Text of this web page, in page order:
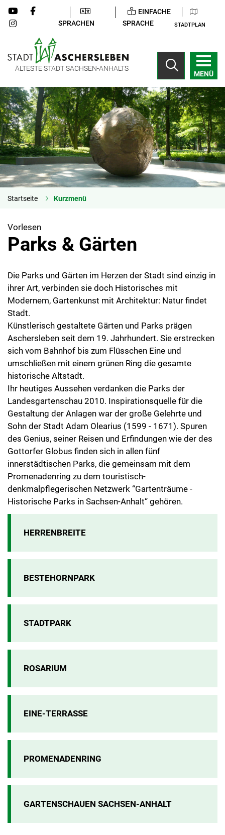
SPRACHEN
EINFACHE
SPRACHE
STADTPLAN
ÄLTESTE STADT SACHSEN-ANHALTS
MENÜ
Startseite Kurzmenü
Vorlesen
Parks & Gärten
Die Parks und Gärten im Herzen der Stadt sind einzig in
ihrer Art, verbinden sie doch Historisches mit
Modernem, Gartenkunst mit Architektur: Natur findet
Stadt.
Künstlerisch gestaltete Gärten und Parks prägen
Aschersleben seit dem 19. Jahrhundert. Sie erstrecken
sich vom Bahnhof bis zum Flüsschen Eine und
umschließen mit einem grünen Ring die gesamte
historische Altstadt.
Ihr heutiges Aussehen verdanken die Parks der
Landesgartenschau 2010. Inspirationsquelle für die
Gestaltung der Anlagen war der große Gelehrte und
Sohn der Stadt Adam Olearius (1599 - 1671). Spuren
des Genius, seiner Reisen und Erfindungen wie der des
Gottorfer Globus finden sich in allen fünf
innerstädtischen Parks, die gemeinsam mit dem
Promenadenring zu dem touristisch-
denkmalpflegerischen Netzwerk “Gartenträume -
Historische Parks in Sachsen-Anhalt“ gehören.
HERRENBREITE
BESTEHORNPARK
STADTPARK
ROSARIUM
EINE-TERRASSE
PROMENADENRING
GARTENSCHAUEN SACHSEN-ANHALT